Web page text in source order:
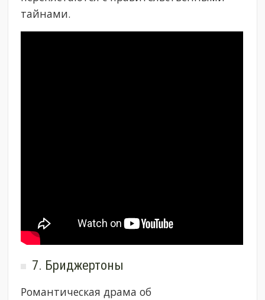
тайнами.
7. Бриджертоны
Романтическая драма об